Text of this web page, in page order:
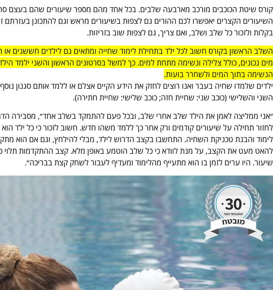
השיעורים הקצרים יאפשרו לכם ההורים גם לצפות בשיעורים מראש וגם להתכונן בעזרתם
בקלות ולזכור כל שלב ושלב, ואם צריך, גם לצפות שוב בזריזות.
השלב הראשון בקורס חשוב לכל ילד בתחילת לימוד שחייה ומתאים גם לילדים חששנים או
מים נכונים, כולל צלילה ונשימה מתחת למים. כך למשל בסרטונים הראשון והשני ילמד
הנשימה בתוך המים ולשחרר בועות.
ילדים שלמדו שחיה בעבר ואנו רוצים לחזק את הידע הקיים אצלם או ללמד אותם סגנון
השני והשלישי (כוכב שני: שחיית חזה; כוכב שלישי: שחיית חתירה).
״אני ממליצה לאמן את הילד שלב אחרי שלב, ובכל פעם להתמקד בשלב אחד״, מסבירה
לחזור תחילה על שיעורים קודמים ורק אחר כך ללמד משהו חדש. חשוב לזכור כי כל ילד
לימוד והבנת טכניקת השחיה. התחשבו בקצב הדרוש לילד, מבלי להילחץ, וגם אם הוא
להאט מעט את הקצב, על מנת לוודא כי כל שלב הוטמע באופן מלא. קצב ההתקדמות תלוי
שיעור. היו ערים לזמן בו הוא מתעייף מהלימוד ומעדיף לעבור לשחק קצת בבריכה״.